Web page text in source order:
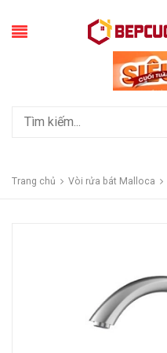
Trang chủ Vòi rửa bát Malloca